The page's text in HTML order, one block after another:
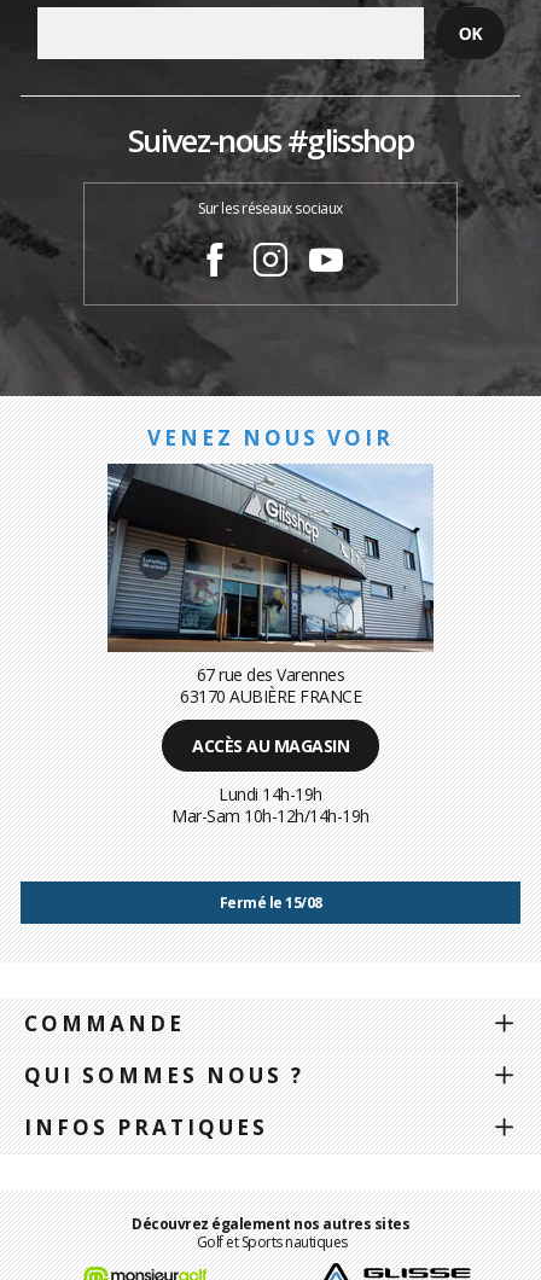
Suivez-nous #glisshop
Sur les réseaux sociaux
VENEZ NOUS VOIR
67 rue des Varennes
63170 AUBIÈRE FRANCE
ACCÈS AU MAGASIN
Lundi 14h-19h
Mar-Sam 10h-12h/14h-19h
Fermé le 15/08
COMMANDE
QUI SOMMES NOUS ?
INFOS PRATIQUES
Découvrez également nos autres sites
Golf et Sports nautiques